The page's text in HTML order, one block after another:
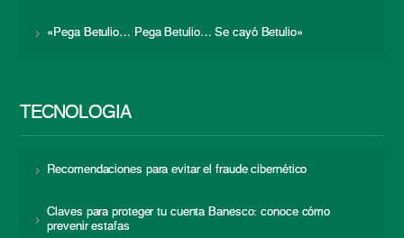
«Pega Betulio… Pega Betulio… Se cayó Betulio»
TECNOLOGÍA
Recomendaciones para evitar el fraude cibernético
Claves para proteger tu cuenta Banesco: conoce cómo
prevenir estafas